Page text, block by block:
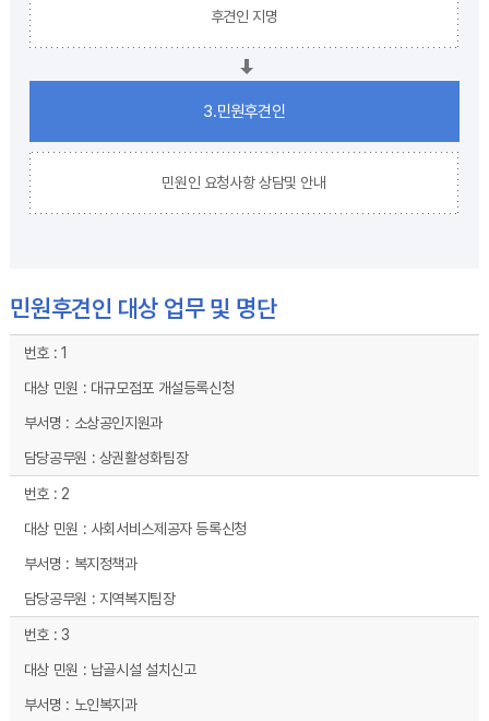
후견인 지명
3.민원후견인
민원인 요청사항 상담및 안내
민원후견인 대상 업무 및 명단
1
대규모점포 개설등록신청
소상공인지원과
상권활성화팀장
2
사회서비스제공자 등록신청
복지정책과
지역복지팀장
3
납골시설 설치신고
노인복지과